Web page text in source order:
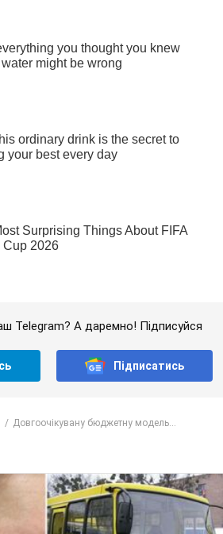
Telegram? А даремно! Підписуйся
Підписатись
Довгоочікувану бюджетну модель...